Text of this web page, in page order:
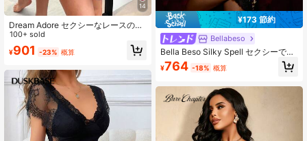
14
Dream Adore セクシーなレースのフ
ィッシュボーン ボディコン フォーク
シルクサテンリボンデコレーション
ウィメンズスリップドレス
100+ sold
¥901 -23% 概算
¥173 節約
Bellabeso
Bella Beso Silky Spell セクシーでフ
ァッショナブルな快適で高品質なレ
オパード柄キャミソールドレス アシ
¥764 -18% 概算